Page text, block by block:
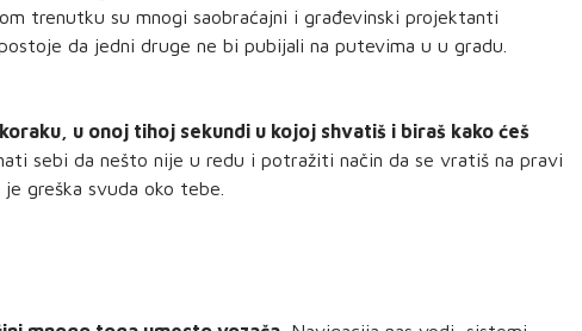
trenutku su mnogi saobraćajni i građevinski projektanti
da jedni druge ne bi pubijali na putevima u u gradu.
u onoj tihoj sekundi u kojoj shvatiš i biraš kako ćeš
sebi da nešto nije u redu i potražiti način da se vratiš na pravi
greška svuda oko tebe.